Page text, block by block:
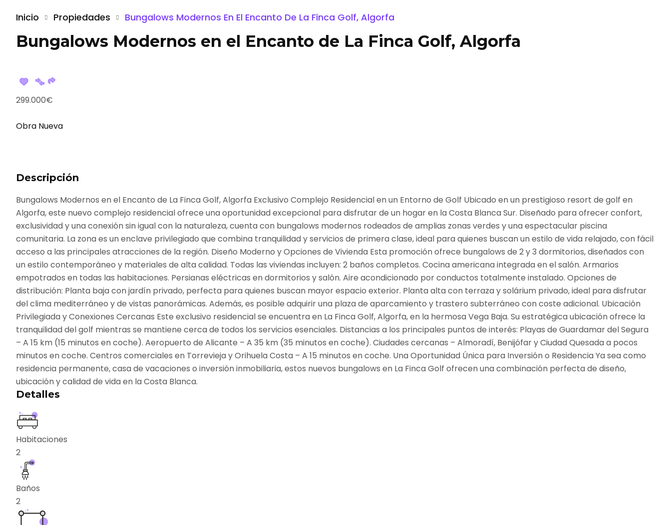
Inicio Propiedades Bungalows Modernos En El Encanto De La Finca Golf, Algorfa
Bungalows Modernos en el Encanto de La Finca Golf, Algorfa
299.000€
Obra Nueva
Descripción
Bungalows Modernos en el Encanto de La Finca Golf, Algorfa Exclusivo Complejo Residencial en un Entorno de Golf Ubicado en un prestigioso resort de golf en
Algorfa, este nuevo complejo residencial ofrece una oportunidad excepcional para disfrutar de un hogar en la Costa Blanca Sur. Diseñado para ofrecer confort,
exclusividad y una conexión sin igual con la naturaleza, cuenta con bungalows modernos rodeados de amplias zonas verdes y una espectacular piscina
comunitaria. La zona es un enclave privilegiado que combina tranquilidad y servicios de primera clase, ideal para quienes buscan un estilo de vida relajado, con fácil
acceso a las principales atracciones de la región. Diseño Moderno y Opciones de Vivienda Esta promoción ofrece bungalows de 2 y 3 dormitorios, diseñados con
un estilo contemporáneo y materiales de alta calidad. Todas las viviendas incluyen: 2 baños completos. Cocina americana integrada en el salón. Armarios
empotrados en todas las habitaciones. Persianas eléctricas en dormitorios y salón. Aire acondicionado por conductos totalmente instalado. Opciones de
distribución: Planta baja con jardín privado, perfecta para quienes buscan mayor espacio exterior. Planta alta con terraza y solárium privado, ideal para disfrutar
del clima mediterráneo y de vistas panorámicas. Además, es posible adquirir una plaza de aparcamiento y trastero subterráneo con coste adicional. Ubicación
Privilegiada y Conexiones Cercanas Este exclusivo residencial se encuentra en La Finca Golf, Algorfa, en la hermosa Vega Baja. Su estratégica ubicación ofrece la
tranquilidad del golf mientras se mantiene cerca de todos los servicios esenciales. Distancias a los principales puntos de interés: Playas de Guardamar del Segura
– A 15 km (15 minutos en coche). Aeropuerto de Alicante – A 35 km (35 minutos en coche). Ciudades cercanas – Almoradí, Benijófar y Ciudad Quesada a pocos
minutos en coche. Centros comerciales en Torrevieja y Orihuela Costa – A 15 minutos en coche. Una Oportunidad Única para Inversión o Residencia Ya sea como
residencia permanente, casa de vacaciones o inversión inmobiliaria, estos nuevos bungalows en La Finca Golf ofrecen una combinación perfecta de diseño,
ubicación y calidad de vida en la Costa Blanca.
Detalles
Habitaciones
2
Baños
2